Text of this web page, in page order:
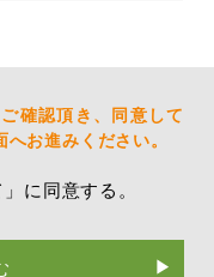
確認頂き、同意して
お進みください。
に同意する。